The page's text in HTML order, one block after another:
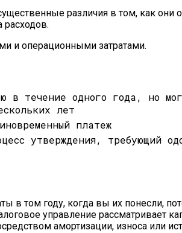
различия в том, как
и операционными затратами.
в течение одного года, но
лет
платеж
утверждения, требующий
в том году, когда вы их понесли,
управление рассматривает
амортизации, износа или